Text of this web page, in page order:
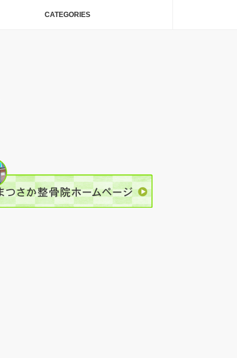
CATEGORIES